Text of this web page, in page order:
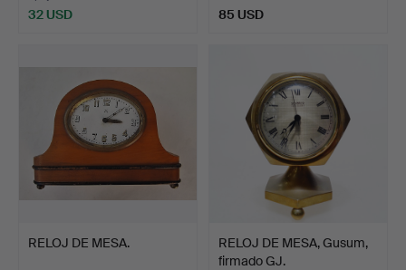
32 USD 85 USD
RELOJ DE MESA.
RELOJ DE MESA, Gusum,
firmado GJ.